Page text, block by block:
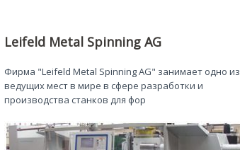
Leifeld Metal Spinning AG
Фирма "Leifeld Metal Spinning AG" занимает одно из
ведущих мест в мире в сфере разработки и
производства станков для фор